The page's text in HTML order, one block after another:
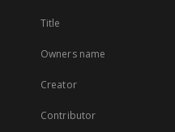
Title
Owners name
Creator
Contributor